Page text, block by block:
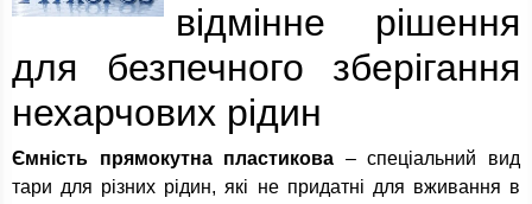
відмінне рішення
для безпечного зберігання
нехарчових рідин
Ємність прямокутна пластикова – спеціальний вид
тари для різних рідин, які не придатні для вживання в